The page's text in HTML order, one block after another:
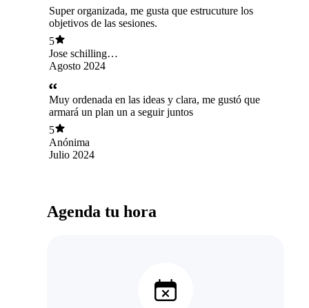
Super organizada, me gusta que estrucuture los
objetivos de las sesiones.
5
Jose schilling
jeraldino
Agosto 2024
Muy ordenada en las ideas y clara, me gustó que
armará un plan un a seguir juntos
5
Anónima
Julio 2024
Agenda tu hora